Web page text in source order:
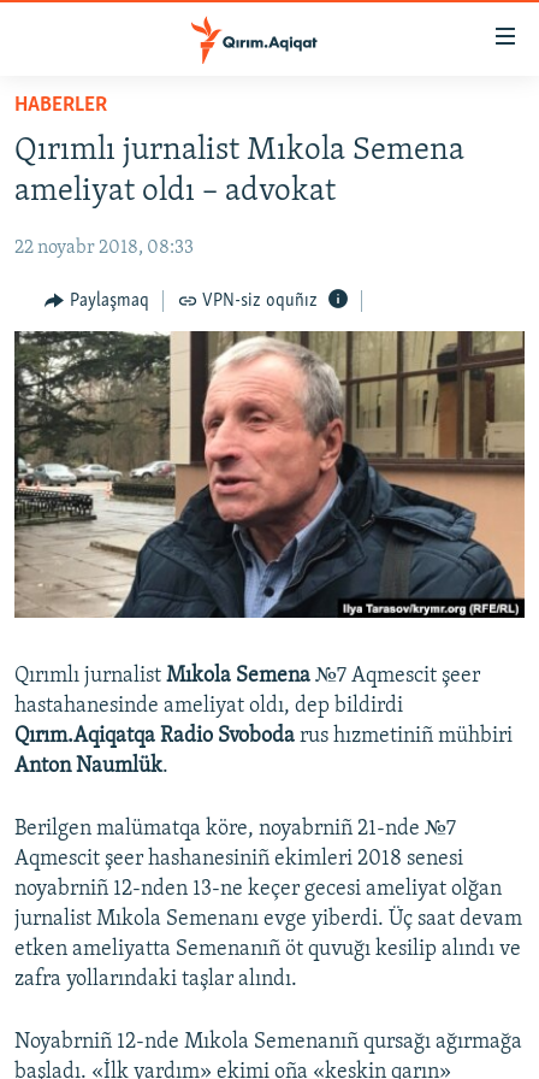
Esas
qaytmaq
Baş
navigatsiyağa
qaytmaq
qaytmaq
HABERLER
SİYASET
İQTİSADİYAT
CEMİYET
MEDENİYET
İNSAN AQLARI
VİDEO
SÜRET
BLOGLAR
FİKİR
Русский
Українською
QOŞULIÑIZ!
HABERLER
Qırımlı jurnalist Mıkola Semena
ameliyat oldı – advokat
22 noyabr 2018, 08:33
Paylaşmaq VPN-siz oquñız
Qırımlı jurnalist Mıkola Semena №7 Aqmescit şeer
hastahanesinde ameliyat oldı, dep bildirdi
Qırım.Aqiqatqa Radio Svoboda rus hızmetiniñ mühbiri
Anton Naumlük.
Berilgen malümatqa köre, noyabrniñ 21-nde №7
Aqmescit şeer hashanesiniñ ekimleri 2018 senesi
noyabrniñ 12-nden 13-ne keçer gecesi ameliyat olğan
jurnalist Mıkola Semenanı evge yiberdi. Üç saat devam
etken ameliyatta Semenanıñ öt quvuğı kesilip alındı ve
zafra yollarındaki taşlar alındı.
Noyabrniñ 12-nde Mıkola Semenanıñ qursağı ağırmağa
başladı. «İlk yardım» ekimi oña «keskin qarın»